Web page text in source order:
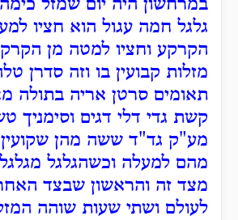
במרחשון היה יום שמזל
גלגל חמה עגול הוא חציו
הקרקע וחציו למטה מן
מזלות קבועין בו וזה סדרן
תאומים סרטן אריה בתולה
קשת גדי דלי דגים
מע"ק גד"ד ששה מהן
מהם למעלה וכשהגלגל
מצד זה והראשון שבצד
לעולם ושתי שעות שוהה המזל